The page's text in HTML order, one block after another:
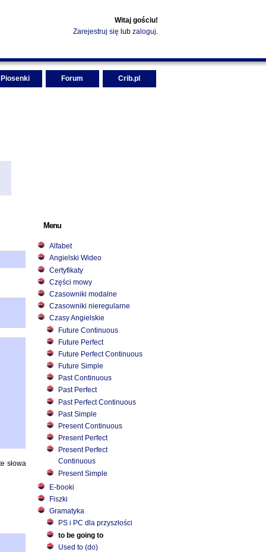
Witaj gościu!
Zarejestruj się lub zaloguj.
Piosenki Forum Crib.pl
słowa
Menu
Alfabet
Angielski Wideo
Certyfikaty
Części mowy
Czasowniki modalne
Czasowniki nieregularne
Czasy Angielskie
Future Continuous
Future Perfect
Future Perfect Continuous
Future Simple
Past Continuous
Past Perfect
Past Perfect Continuous
Past Simple
Present Continuous
Present Perfect
Present Perfect
Continuous
Present Simple
E-booki
Fiszki
Gramatyka
PS i PC dla przyszłości
to be going to
Used to (do)